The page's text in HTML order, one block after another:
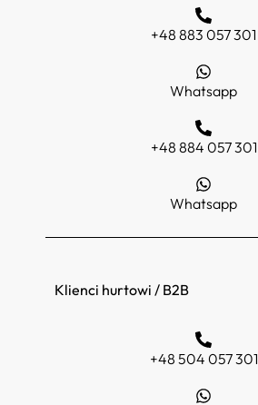
+48 883 057 301
Whatsapp
+48 884 057 301
Whatsapp
Klienci hurtowi / B2B
+48 504 057 301